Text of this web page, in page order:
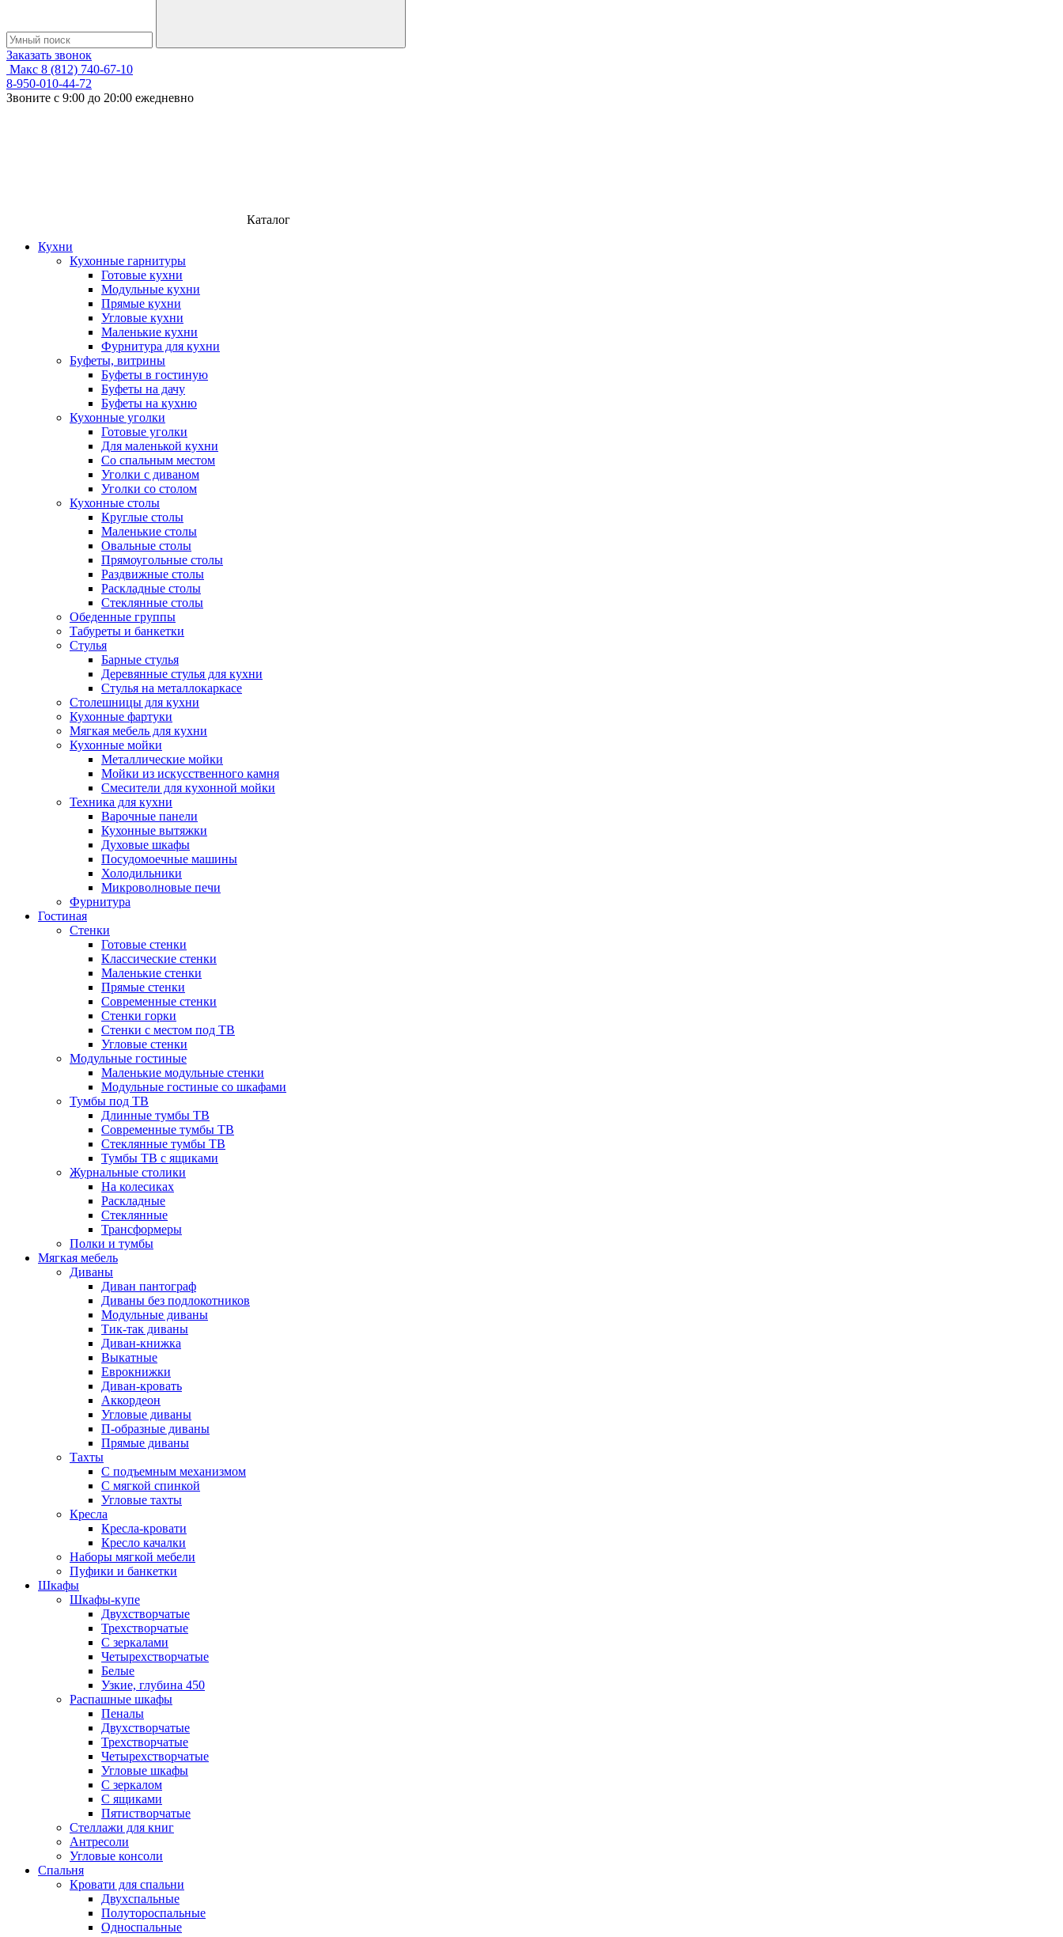
Заказать звонок
Макс 8 (812) 740-67-10
8-950-010-44-72
Звоните с 9:00 до 20:00 ежедневно
Каталог
Кухни
Кухонные гарнитуры
Готовые кухни
Модульные кухни
Прямые кухни
Угловые кухни
Маленькие кухни
Фурнитура для кухни
Буфеты, витрины
Буфеты в гостиную
Буфеты на дачу
Буфеты на кухню
Кухонные уголки
Готовые уголки
Для маленькой кухни
Со спальным местом
Уголки с диваном
Уголки со столом
Кухонные столы
Круглые столы
Маленькие столы
Овальные столы
Прямоугольные столы
Раздвижные столы
Раскладные столы
Стеклянные столы
Обеденные группы
Табуреты и банкетки
Стулья
Барные стулья
Деревянные стулья для кухни
Стулья на металлокаркасе
Столешницы для кухни
Кухонные фартуки
Мягкая мебель для кухни
Кухонные мойки
Металлические мойки
Мойки из искусственного камня
Смесители для кухонной мойки
Техника для кухни
Варочные панели
Кухонные вытяжки
Духовые шкафы
Посудомоечные машины
Холодильники
Микроволновые печи
Фурнитура
Гостиная
Стенки
Готовые стенки
Классические стенки
Маленькие стенки
Прямые стенки
Современные стенки
Стенки горки
Стенки с местом под ТВ
Угловые стенки
Модульные гостиные
Маленькие модульные стенки
Модульные гостиные со шкафами
Тумбы под ТВ
Длинные тумбы ТВ
Современные тумбы ТВ
Стеклянные тумбы ТВ
Тумбы ТВ с ящиками
Журнальные столики
На колесиках
Раскладные
Стеклянные
Трансформеры
Полки и тумбы
Мягкая мебель
Диваны
Диван пантограф
Диваны без подлокотников
Модульные диваны
Тик-так диваны
Диван-книжка
Выкатные
Еврокнижки
Диван-кровать
Аккордеон
Угловые диваны
П-образные диваны
Прямые диваны
Тахты
С подъемным механизмом
С мягкой спинкой
Угловые тахты
Кресла
Кресла-кровати
Кресло качалки
Наборы мягкой мебели
Пуфики и банкетки
Шкафы
Шкафы-купе
Двухстворчатые
Трехстворчатые
С зеркалами
Четырехстворчатые
Белые
Узкие, глубина 450
Распашные шкафы
Пеналы
Двухстворчатые
Трехстворчатые
Четырехстворчатые
Угловые шкафы
С зеркалом
С ящиками
Пятистворчатые
Стеллажи для книг
Антресоли
Угловые консоли
Спальня
Кровати для спальни
Двухспальные
Полутороспальные
Односпальные